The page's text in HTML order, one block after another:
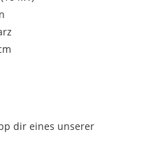
dir eines unserer